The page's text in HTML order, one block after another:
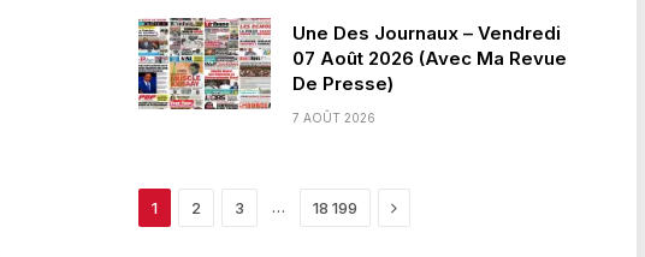
Une Des Journaux – Vendredi
07 Août 2026 (Avec Ma Revue
De Presse)
7 AOÛT 2026
1 2 3 … 18 199 Next